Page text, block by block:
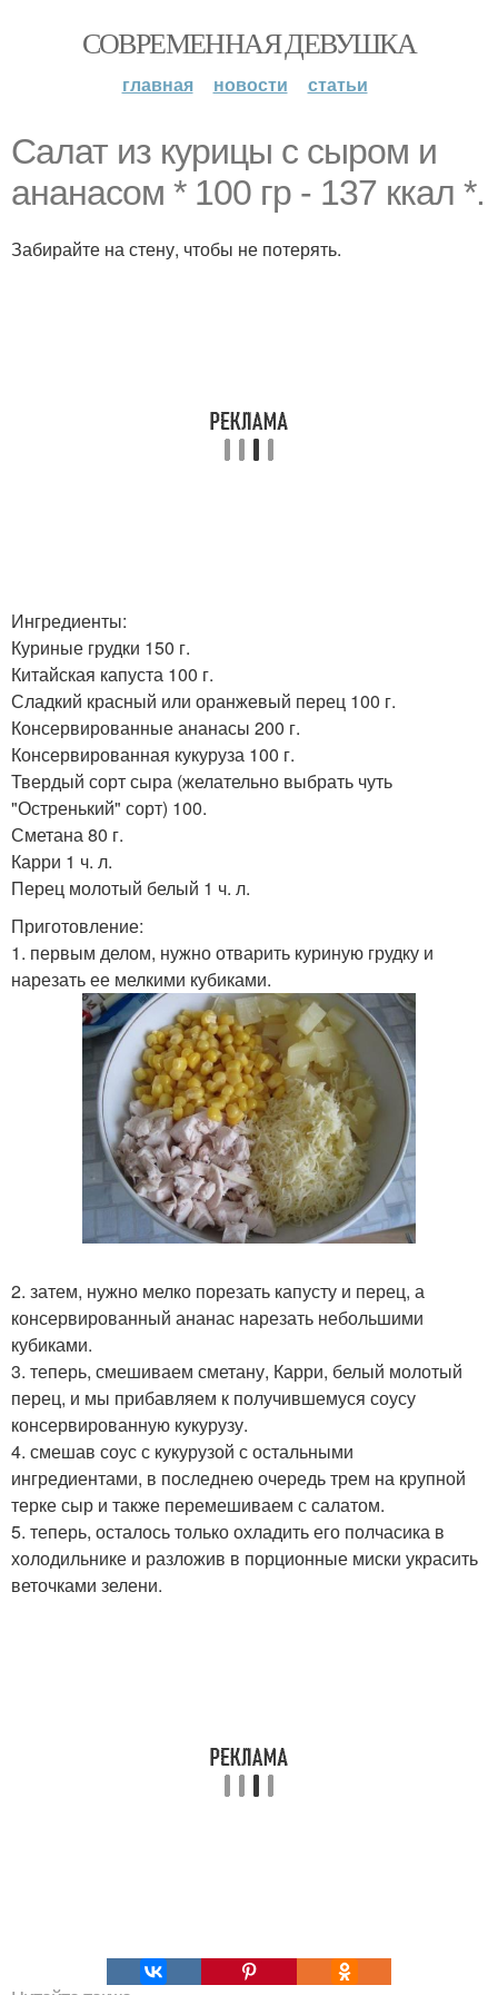
СОВРЕМЕННАЯ ДЕВУШКА
главная новости статьи
Салат из курицы с сыром и
ананасом * 100 гр - 137 ккал *.
Забирайте на стену, чтобы не потерять.
Ингредиенты:
Куриные грудки 150 г.
Китайская капуста 100 г.
Сладкий красный или оранжевый перец 100 г.
Консервированные ананасы 200 г.
Консервированная кукуруза 100 г.
Твердый сорт сыра (желательно выбрать чуть
"Остренький" сорт) 100.
Сметана 80 г.
Карри 1 ч. л.
Перец молотый белый 1 ч. л.
Приготовление:
1. первым делом, нужно отварить куриную грудку и
нарезать ее мелкими кубиками.
2. затем, нужно мелко порезать капусту и перец, а
консервированный ананас нарезать небольшими
кубиками.
3. теперь, смешиваем сметану, Карри, белый молотый
перец, и мы прибавляем к получившемуся соусу
консервированную кукурузу.
4. смешав соус с кукурузой с остальными
ингредиентами, в последнею очередь трем на крупной
терке сыр и также перемешиваем с салатом.
5. теперь, осталось только охладить его полчасика в
холодильнике и разложив в порционные миски украсить
веточками зелени.